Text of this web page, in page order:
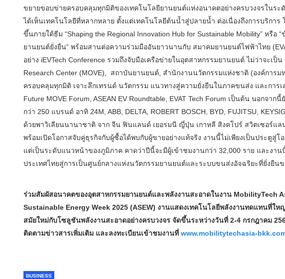
ขยายขอบข่ายครอบคลุมทุกมิติของเทคโนโลยียานยนต์แห่งอนาคตอย่างครบวงจรในระ
ได้เห็นเทคโนโลยีที่หลากหลาย ตั้งแต่เทคโนโลยีต้นน้ำสู่ปลายน้ำ ต่อเนื่องถึงการบริกา
ขึ้นภายใต้ธีม “Shaping the Regional Innovation Hub for Sustainable Mobility” หรื
ยานยนต์ยั่งยืน” พร้อมสานต่อความร่วมมืออันยาวนานกับ สมาคมยานยนต์ไฟฟ้าไทย
อย่าง iEVTech Conference รวมถึงจับมือเครือข่ายในอุตสาหกรรมยานยนต์ ไม่ว่าจะเป็
Research Center (MOVE), สถาบันยานยนต์, สำนักงานนวัตกรรมแห่งชาติ (องค์การ
ครอบคลุมทุกมิติ เจาะลึกเทรนด์ นวัตกรรม แนวทางสู่ความยั่งยืนในภาคขนส่ง และการ
Future MOVE Forum, ASEAN EV Roundtable, EVAT Tech Forum เป็นต้น นอกจ
กว่า 250 แบรนด์ อาทิ 24M, ABB, DELTA, ROBERT BOSCH, BYD, FUJITSU,
ด้วยพาวิเลียนนานาชาติ จาก จีน ฟินแลนด์ เยอรมนี ญี่ปุ่น เกาหลี สิงคโปร์ สวิตเซอร์แ
พร้อมเปิดโอกาสจับคู่ธุรกิจกับผู้ซื้อได้พบกับผู้ขายอย่างแท้จริง งานนี้ไม่เพียงเป็นประตูสู่
แต่เป็นระดับแนวหน้าของภูมิภาค คาดว่าปีนี้จะมีผู้เข้าชมงานกว่า 32,000 ราย และงา
ประเทศไทยสู่การเป็นศูนย์กลางแห่งนวัตกรรมยานยนต์และระบบขนส่งอัจฉริยะที่ยั่งยืน
ร่วมสัมผัสอนาคตของอุตสาหกรรมยานยนต์และพลังงานสะอาดในงาน MobilityTech
Sustainable Energy Week 2025 (ASEW) งานแสดงเทคโนโลยีพลังงานทดแทนที่ใ
สมัยใหม่กับโซลูชันพลังงานสะอาดอย่างครบวงจร จัดขึ้นระหว่างวันที่ 2-4 กรกฎาคม
ติดตามข่าวสารเพิ่มเติม และลงทะเบียนเข้าชมงานที่ www.mobilitytechasia-
BUSINESS